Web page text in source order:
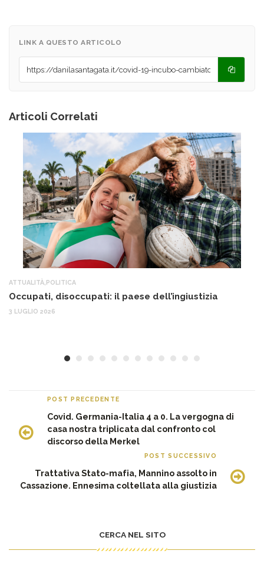
LINK A QUESTO ARTICOLO
Articoli Correlati
ATTUALITÀ, POLITICA
Occupati, disoccupati: il paese dell’ingiustizia
3 LUGLIO 2026
POST PRECEDENTE
Covid. Germania-Italia 4 a 0. La vergogna di
casa nostra triplicata dal confronto col
discorso della Merkel
POST SUCCESSIVO
Trattativa Stato-mafia, Mannino assolto in
Cassazione. Ennesima coltellata alla giustizia
CERCA NEL SITO